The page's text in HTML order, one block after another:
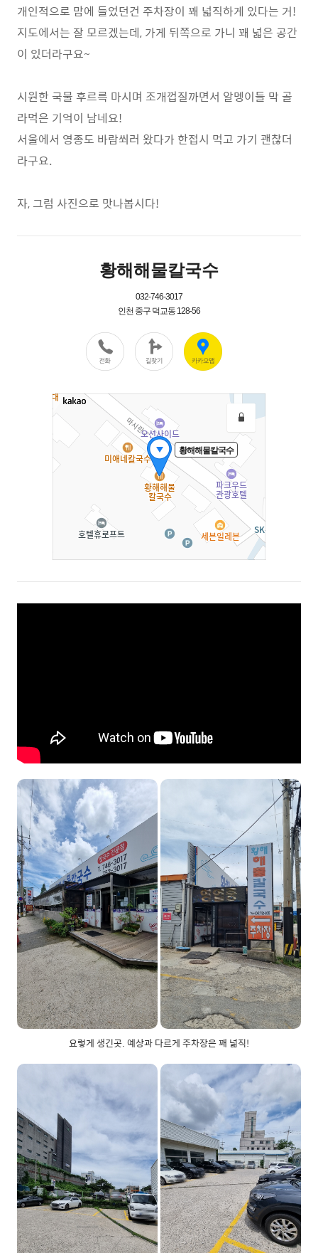
개인적으로 맘에 들었던건 주차장이 꽤 넓직하게 있다는 거!
지도에서는 잘 모르겠는데, 가게 뒤쪽으로 가니 꽤 넓은 공간
이 있더라구요~
시원한 국물 후르륵 마시며 조개껍질까면서 알멩이들 막 골
라먹은 기억이 남네요!
서울에서 영종도 바람쐬러 왔다가 한접시 먹고 가기 괜찮더
라구요.
자, 그럼 사진으로 맛나봅시다!
요렇게 생긴곳. 예상과 다르게 주차장은 꽤 넓직!